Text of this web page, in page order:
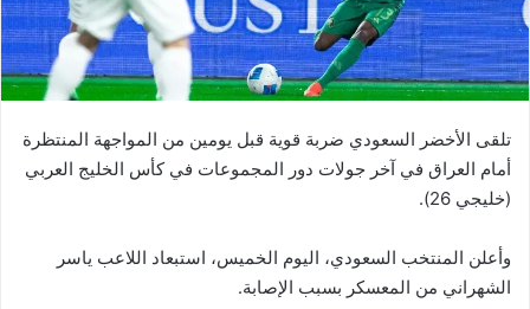
تلقى الأخضر السعودي ضربة قوية قبل يومين من المواجهة المنتظرة
أمام العراق في آخر جولات دور المجموعات في كأس الخليج العربي
(خليجي 26).
وأعلن المنتخب السعودي، اليوم الخميس، استبعاد اللاعب ياسر
الشهراني من المعسكر بسبب الإصابة.